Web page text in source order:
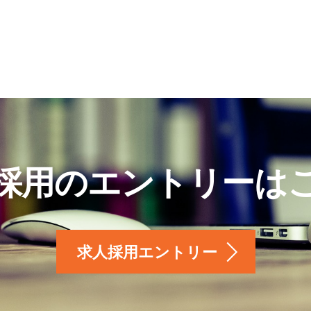
用のエントリーは
求人採用エントリー